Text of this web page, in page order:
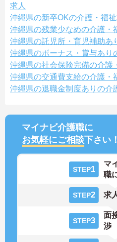
求人
沖縄県の新卒OKの介護・福祉
沖縄県の残業少なめの介護・
沖縄県の託児所・育児補助あ
沖縄県のボーナス・賞与あり
沖縄県の社会保険完備の介護
沖縄県の交通費支給の介護・
沖縄県の退職金制度ありの介
マイナビ介護職に
お気軽にご相談下さい！
STEP1
マ
職
STEP2 求
STEP3
面
渉